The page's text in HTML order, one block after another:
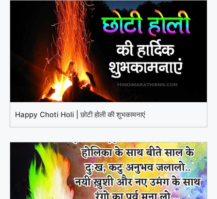
Happy Choti Holi | छोटी होली की शुभकामनाएं